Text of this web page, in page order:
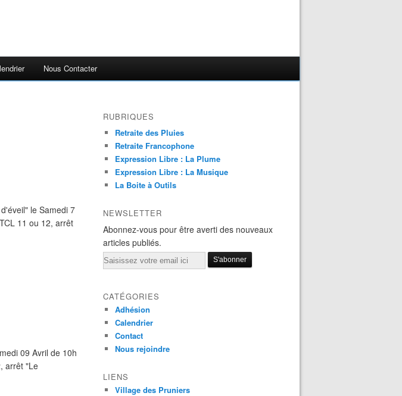
Nous Contacter
le Samedi 7
11 ou 12, arrêt
09 Avril de 10h
arrêt "Le
RUBRIQUES
Retraite des Pluies
Retraite Francophone
Expression Libre : La Plume
Expression Libre : La Musique
La Boite à Outils
NEWSLETTER
Abonnez-vous pour être averti des nouveaux
articles publiés.
Email
CATÉGORIES
Adhésion
Calendrier
Contact
Nous rejoindre
LIENS
Village des Pruniers